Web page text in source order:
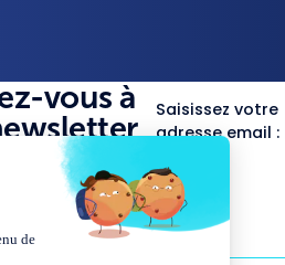
vous à
Saisissez votre
adresse email :